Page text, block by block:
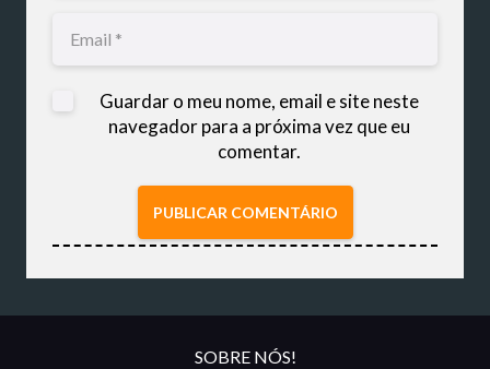
Guardar o meu nome, email e site neste
navegador para a próxima vez que eu
comentar.
PUBLICAR COMENTÁRIO
SOBRE NÓS!